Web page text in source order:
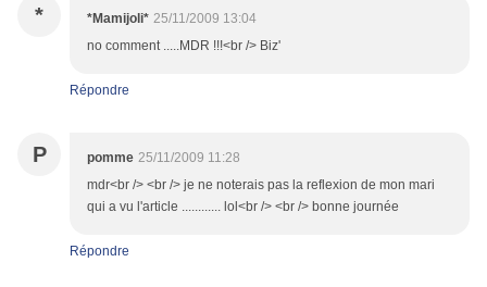
* *Mamijoli* 25/11/2009 13:04
no comment .....MDR !!!<br /> Biz'
Répondre
P pomme 25/11/2009 11:28
mdr<br /> <br /> je ne noterais pas la reflexion de mon mari
qui a vu l'article ............ lol<br /> <br /> bonne journée
Répondre